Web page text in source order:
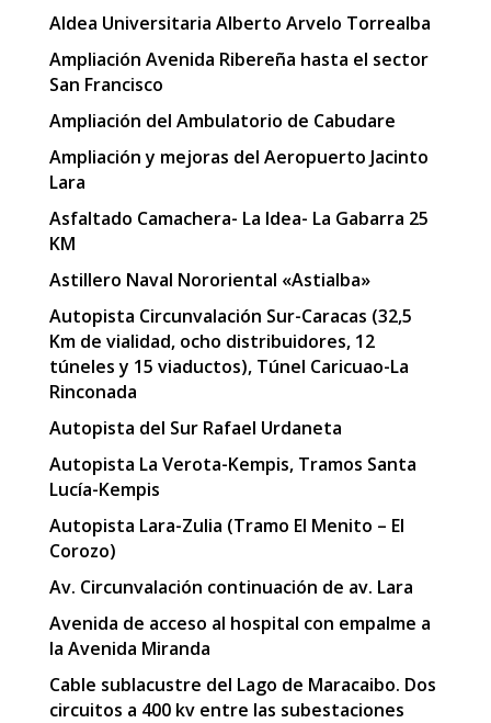
Aldea Universitaria Alberto Arvelo Torrealba
Ampliación Avenida Ribereña hasta el sector
San Francisco
Ampliación del Ambulatorio de Cabudare
Ampliación y mejoras del Aeropuerto Jacinto
Lara
Asfaltado Camachera- La Idea- La Gabarra 25
KM
Astillero Naval Nororiental «Astialba»
Autopista Circunvalación Sur-Caracas (32,5
Km de vialidad, ocho distribuidores, 12
túneles y 15 viaductos), Túnel Caricuao-La
Rinconada
Autopista del Sur Rafael Urdaneta
Autopista La Verota-Kempis, Tramos Santa
Lucía-Kempis
Autopista Lara-Zulia (Tramo El Menito – El
Corozo)
Av. Circunvalación continuación de av. Lara
Avenida de acceso al hospital con empalme a
la Avenida Miranda
Cable sublacustre del Lago de Maracaibo. Dos
circuitos a 400 kv entre las subestaciones